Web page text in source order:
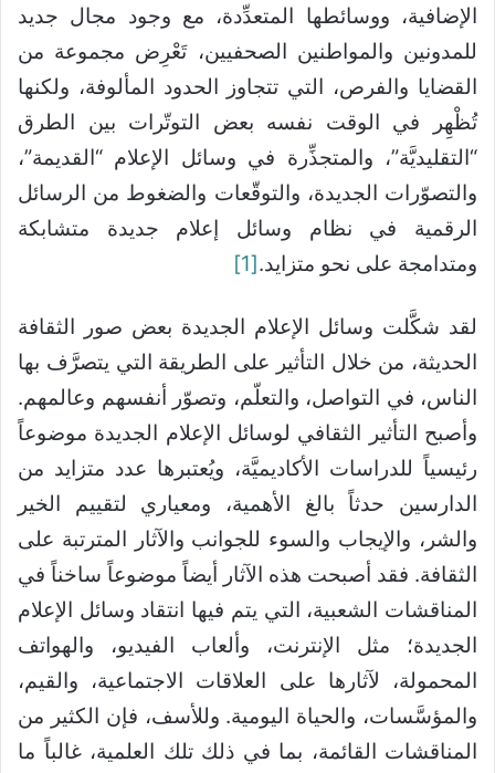
الإضافية، ووسائطها المتعدِّدة، مع وجود مجال جديد
للمدونين والمواطنين الصحفيين، تَعْرِض مجموعة من
القضايا والفرص، التي تتجاوز الحدود المألوفة، ولكنها
تُظْهِر في الوقت نفسه بعض التوتّرات بين الطرق
“التقليديَّة”، والمتجذِّرة في وسائل الإعلام “القديمة”،
والتصوّرات الجديدة، والتوقّعات والضغوط من الرسائل
الرقمية في نظام وسائل إعلام جديدة متشابكة
ومتدامجة على نحو متزايد.[1]
لقد شكَّلت وسائل الإعلام الجديدة بعض صور الثقافة
الحديثة، من خلال التأثير على الطريقة التي يتصرَّف بها
الناس، في التواصل، والتعلّم، وتصوّر أنفسهم وعالمهم.
وأصبح التأثير الثقافي لوسائل الإعلام الجديدة موضوعاً
رئيسياً للدراسات الأكاديميَّة، ويُعتبرها عدد متزايد من
الدارسين حدثاً بالغ الأهمية، ومعياري لتقييم الخير
والشر، والإيجاب والسوء للجوانب والآثار المترتبة على
الثقافة. فقد أصبحت هذه الآثار أيضاً موضوعاً ساخناً في
المناقشات الشعبية، التي يتم فيها انتقاد وسائل الإعلام
الجديدة؛ مثل الإنترنت، وألعاب الفيديو، والهواتف
المحمولة، لآثارها على العلاقات الاجتماعية، والقيم،
والمؤسَّسات، والحياة اليومية. وللأسف، فإن الكثير من
المناقشات القائمة، بما في ذلك تلك العلمية، غالباً ما